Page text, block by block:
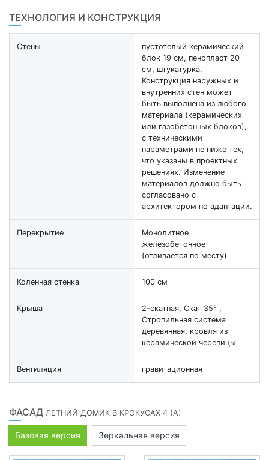
ТЕХНОЛОГИЯ И КОНСТРУКЦИЯ
Стены
пустотелый керамический
блок 19 см, пенопласт 20
см, штукатурка.
Конструкция наружных и
внутренних стен может
быть выполнена из любого
материала (керамических
или газобетонных блоков),
с техническими
параметрами не ниже тех,
что указаны в проектных
решениях. Изменение
материалов должно быть
согласовано с
архитектором по адаптации.
Перекрытие
Монолитное
железобетонное
(отливается по месту)
Коленная стенка 100 см
Крыша
2-скатная, Скат 35° ,
Стропильная система
деревянная, кровля из
керамической черепицы
Вентиляция гравитационная
ФАСАД ЛЕТНИЙ ДОМИК В КРОКУСАХ 4 (А)
Базовая версия Зеркальная версия